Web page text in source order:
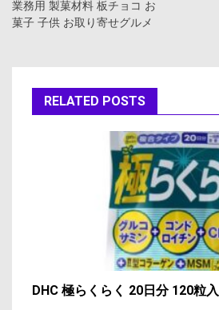
ゲ
業務用 製菓材料 板チョコ お
菓子 子供 お取り寄せグルメ
RELATED POSTS
DHC 極らくらく 20日分 120粒入